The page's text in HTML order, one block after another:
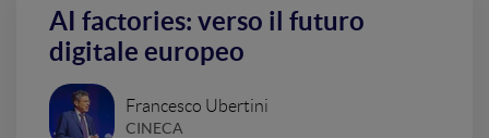
AI factories: verso il futuro
digitale europeo
Francesco Ubertini
CINECA